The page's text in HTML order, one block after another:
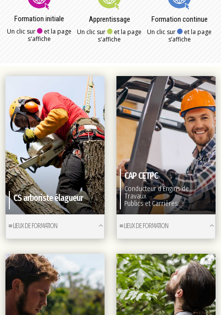
Formation initiale
Un clic sur
et la page
s'affiche
Apprentissage
Un clic sur
et la page
s'affiche
Formation continue
Un clic sur
et la page
s’affiche
CS arboriste élagueur
≡ LIEUX DE FORMATION
CAPCETPC
Conducteur d’Engins de
Travaux
Publics et Carrières
≡ LIEUX DE FORMATION